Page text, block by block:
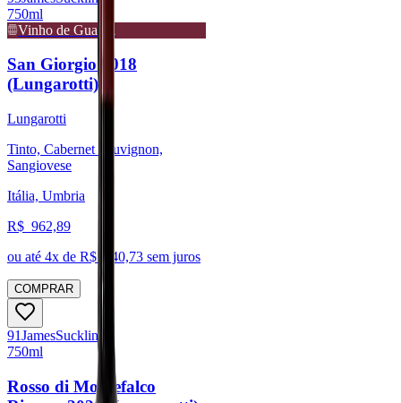
750ml
Vinho de Guarda
San Giorgio 2018
(Lungarotti)
Lungarotti
Tinto, Cabernet Sauvignon,
Sangiovese
Itália, Umbria
R$ 962,89
ou até 4x de R$ 240,73 sem juros
COMPRAR
91JamesSuckling
750ml
Rosso di Montefalco